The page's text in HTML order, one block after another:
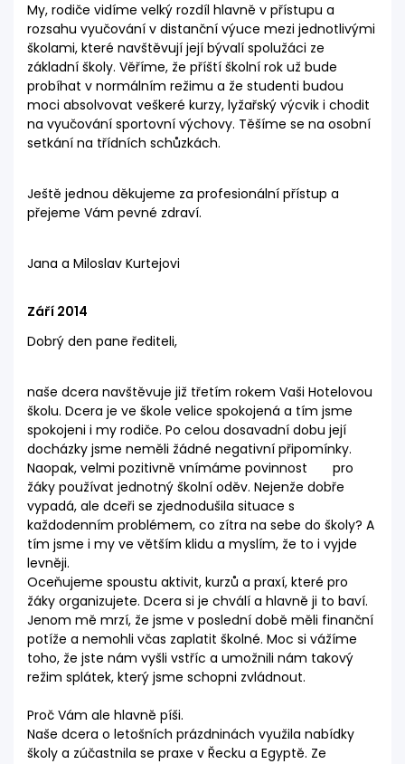
My, rodiče vidíme velký rozdíl hlavně v přístupu a
rozsahu vyučování v distanční výuce mezi jednotlivými
školami, které navštěvují její bývalí spolužáci ze
základní školy. Věříme, že příští školní rok už bude
probíhat v normálním režimu a že studenti budou
moci absolvovat veškeré kurzy, lyžařský výcvik i chodit
na vyučování sportovní výchovy. Těšíme se na osobní
setkání na třídních schůzkách.
Ještě jednou děkujeme za profesionální přístup a
přejeme Vám pevné zdraví.
Jana a Miloslav Kurtejovi
Září 2014
Dobrý den pane řediteli,
naše dcera navštěvuje již třetím rokem Vaši Hotelovou
školu. Dcera je ve škole velice spokojená a tím jsme
spokojeni i my rodiče. Po celou dosavadní dobu její
docházky jsme neměli žádné negativní připomínky.
Naopak, velmi pozitivně vnímáme povinnost pro
žáky používat jednotný školní oděv. Nejenže dobře
vypadá, ale dceři se zjednodušila situace s
každodenním problémem, co zítra na sebe do školy? A
tím jsme i my ve větším klidu a myslím, že to i vyjde
levněji.
Oceňujeme spoustu aktivit, kurzů a praxí, které pro
žáky organizujete. Dcera si je chválí a hlavně ji to baví.
Jenom mě mrzí, že jsme v poslední době měli finanční
potíže a nemohli včas zaplatit školné. Moc si vážíme
toho, že jste nám vyšli vstříc a umožnili nám takový
režim splátek, který jsme schopni zvládnout.
Proč Vám ale hlavně píši.
Naše dcera o letošních prázdninách využila nabídky
školy a zúčastnila se praxe v Řecku a Egyptě. Ze